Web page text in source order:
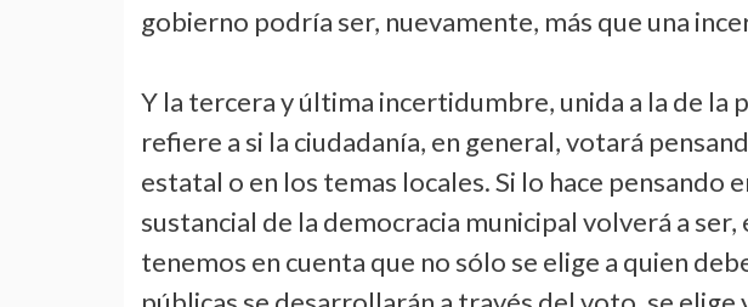
gobierno podría ser, nuevamente, más que una
Y la tercera y última incertidumbre, unida a la de la
refiere a si la ciudadanía, en general, votará
estatal o en los temas locales. Si lo hace pensando
sustancial de la democracia municipal volverá a
tenemos en cuenta que no sólo se elige a quien